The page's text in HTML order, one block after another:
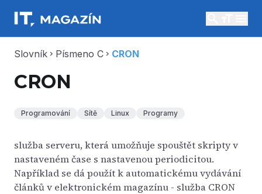
Slovník chevron_right Písmeno C chevron_right CRON
CRON
Programování Sítě Linux Programy
služba serveru, která umožňuje spouštět skripty v
nastaveném čase s nastavenou periodicitou.
Například se dá použít k automatickému vydávání
článků v elektronickém magazínu - služba CRON